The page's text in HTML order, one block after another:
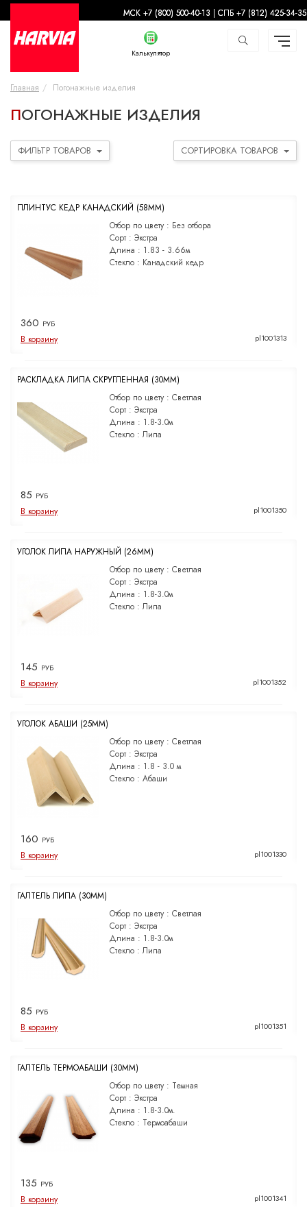
- МСК +7 (800) 500-40-13 | СПБ +7 (812) 425-34-35
Калькулятор
Главная Погонажные изделия
ПОГОНАЖНЫЕ ИЗДЕЛИЯ
ФИЛЬТР ТОВАРОВ СОРТИРОВКА ТОВАРОВ
ПЛИНТУС КЕДР КАНАДСКИЙ (58ММ)
Отбор по цвету : Без отбора
Сорт : Экстра
Длина : 1.83 - 3.66м
Стекло : Канадский кедр
360 РУБ
В корзину pl1001313
РАСКЛАДКА ЛИПА СКРУГЛЕННАЯ (30ММ)
Отбор по цвету : Светлая
Сорт : Экстра
Длина : 1.8-3.0м
Стекло : Липа
85 РУБ
В корзину pl1001350
УГОЛОК ЛИПА НАРУЖНЫЙ (26ММ)
Отбор по цвету : Светлая
Сорт : Экстра
Длина : 1.8-3.0м
Стекло : Липа
145 РУБ
В корзину pl1001352
УГОЛОК АБАШИ (25ММ)
Отбор по цвету : Светлая
Сорт : Экстра
Длина : 1.8 - 3.0 м
Стекло : Абаши
160 РУБ
В корзину pl1001330
ГАЛТЕЛЬ ЛИПА (30ММ)
Отбор по цвету : Светлая
Сорт : Экстра
Длина : 1.8-3.0м
Стекло : Липа
85 РУБ
В корзину pl1001351
ГАЛТЕЛЬ ТЕРМОАБАШИ (30ММ)
Отбор по цвету : Темная
Сорт : Экстра
Длина : 1.8-3.0м.
Стекло : Термоабаши
135 РУБ
В корзину pl1001341